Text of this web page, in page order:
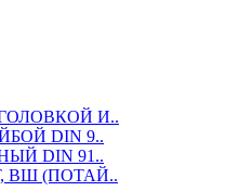
И..
DIN 9..
DIN 91..
ВШ (ПОТАЙ..